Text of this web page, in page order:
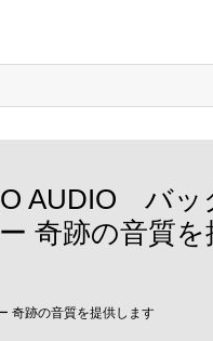
AUDIO バッ
奇跡の音質を
奇跡の音質を提供します